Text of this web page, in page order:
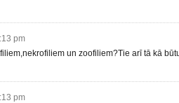
pm
un zoofiliem?Tie arī tā kā
pm